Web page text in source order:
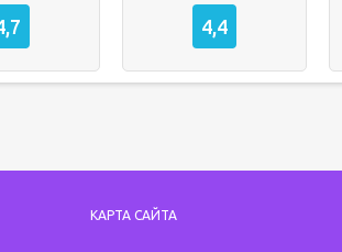
4,4
КАРТА САЙТА